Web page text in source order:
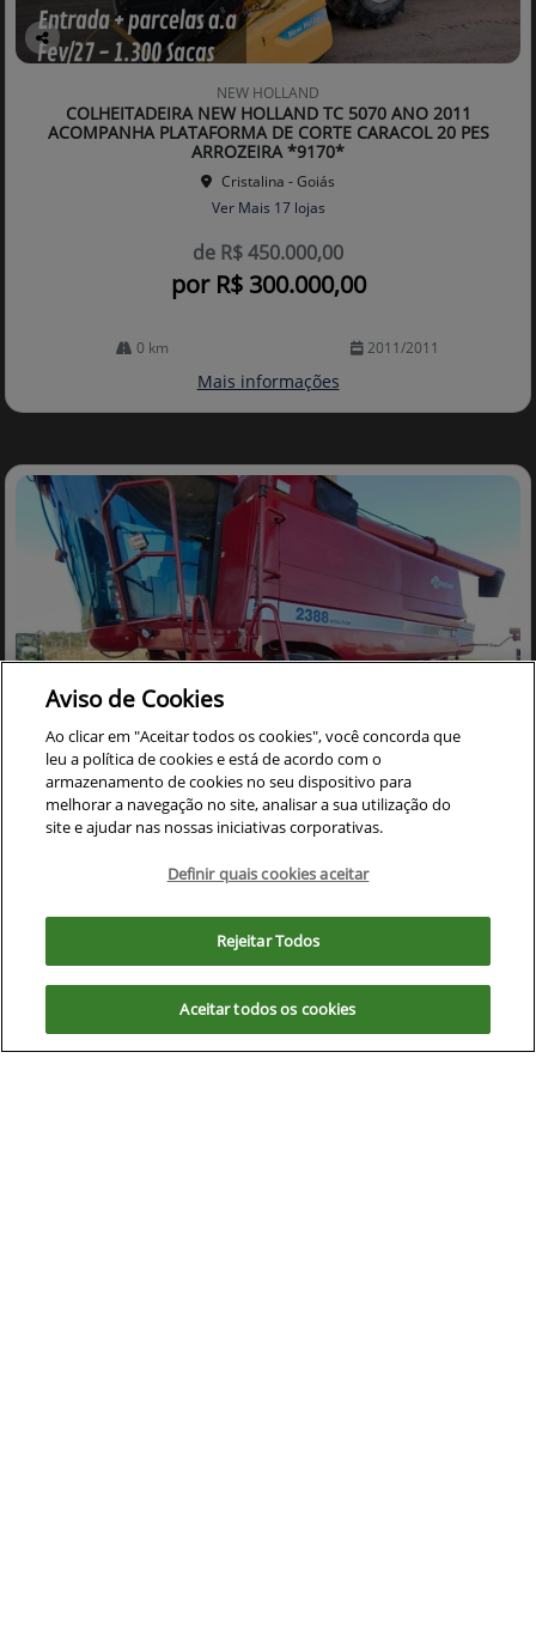
Co
lhe
NEW HOLLAND
COLHEITADEIRA NEW HOLLAND TC 5070 ANO 2011
ACOMPANHA PLATAFORMA DE CORTE CARACOL 20 PES
ARROZEIRA *9170*
Cristalina - Goiás
Ver Mais 17 lojas
de R$ 450.000,00
por R$ 300.000,00
0 km 2011/2011
Mais informações
Co
mp
COLHEITADEIRA CASE 2388 ANO 2005 ACOMPANHA
PLATAFORMA DE CORTE 30 PES CARACOL
Cristalina - Goiás
Ver Mais 17 lojas
R$ 390.000,00
0 km 2005/2005
. Ao seguir com a navegação e visita você
concorda com nossas políticas.
Aviso de Cookies
Ao clicar em "Aceitar todos os cookies", você concorda que
leu a política de cookies e está de acordo com o
armazenamento de cookies no seu dispositivo para
melhorar a navegação no site, analisar a sua utilização do
site e ajudar nas nossas iniciativas corporativas.
Definir quais cookies aceitar
Rejeitar Todos
Aceitar todos os cookies